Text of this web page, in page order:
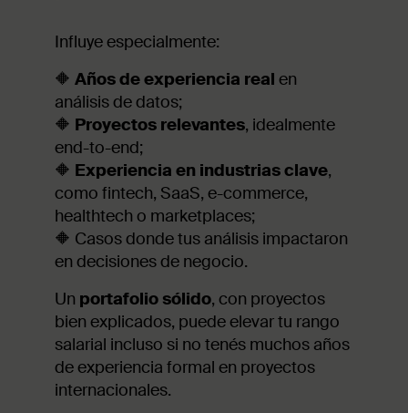
Influye especialmente:
🔶 Años de experiencia real en
análisis de datos;
🔶 Proyectos relevantes, idealmente
end-to-end;
🔶 Experiencia en industrias clave,
como fintech, SaaS, e-commerce,
healthtech o marketplaces;
🔶 Casos donde tus análisis impactaron
en decisiones de negocio.
Un portafolio sólido, con proyectos
bien explicados, puede elevar tu rango
salarial incluso si no tenés muchos años
de experiencia formal en proyectos
internacionales.